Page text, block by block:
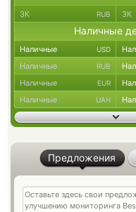
ЗК RUB ЗК
Наличные
Наличные USD
Наличные RUB
Наличные EUR
Наличные UAH
Предложения